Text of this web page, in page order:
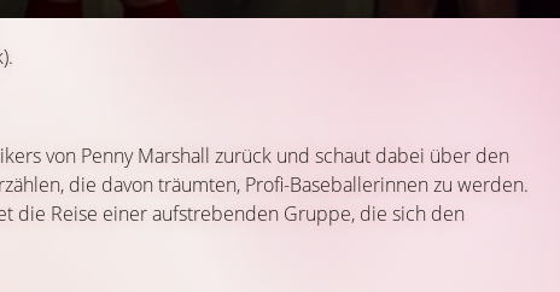
von Penny Marshall zurück und schaut dabei über den
die davon träumten, Profi-Baseballerinnen zu werden.
die Reise einer aufstrebenden Gruppe, die sich den